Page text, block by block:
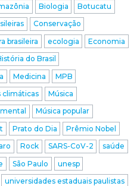
Biologia
Botucatu
Conservação
brasileira ecologia
Economia
do Brasil
Medicina
MPB
climáticas
Música
Música popular
Prato do Dia
Prêmio Nobel
Rock SARS-CoV-2
saúde
São Paulo
unesp
universidades estaduais paulistas